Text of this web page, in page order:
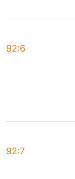
92:6
92:7